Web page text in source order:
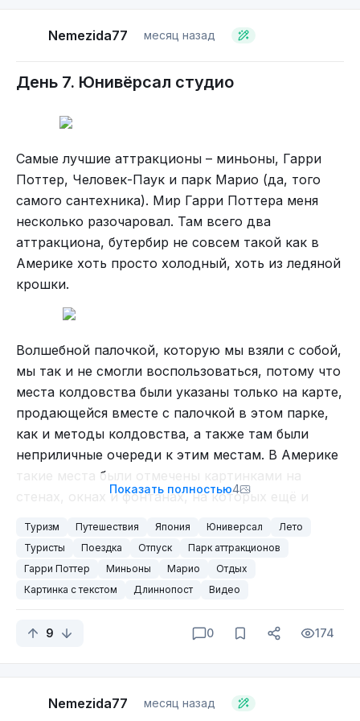
Если ты переделал старый баян, старым баяном он от
этого быть не перестал.
Пишите в комментариях, как вам такой формат?
Также можно писать комментарии в виде
ироничных правил.
Также можно писать комментарии в виде
Он не тормоз.
Без комментариев.
Куре филиное - классика среди спунеризмов.
Тут да.
Где ты будешь вчера? И где ты был завтра? А что ты
При этом ещё и ссылка нерабочая.
Инверсия цвета и прочие фильтры не сделают из баяна
Модератор, ау! (шутка если что).
Написано: перевёрнутый текст читать неудобно, помни об
этом.
Анекдот ещё и чернушный. Поймут не только лишь все.
Старый заезженный пошлый анекдот. То что надо!
Nemezida77 месяц назад
День 7. Юнивёрсал студио
Самые лучшие аттракционы – миньоны, Гарри
Поттер, Человек-Паук и парк Марио (да, того
самого сантехника). Мир Гарри Поттера меня
несколько разочаровал. Там всего два
аттракциона, бутербир не совсем такой как в
Америке хоть просто холодный, хоть из ледяной
крошки.
Волшебной палочкой, которую мы взяли с собой,
мы так и не смогли воспользоваться, потому что
места колдовства были указаны только на карте,
продающейся вместе с палочкой в этом парке,
как и методы колдовства, а также там были
неприличные очереди к этим местам. В Америке
такие места были отмечены картинками на
стенах, окнах и фонтанах, на которых ещё и
Показать полностью4
Туризм Путешествия Япония Юниверсал
Лето
Туристы
Поездка Отпуск
Парк аттракционов
Гарри Поттер
Миньоны Марио
Отдых
Картинка с текстом
Длиннопост Видео
9 0 174
Nemezida77 месяц назад